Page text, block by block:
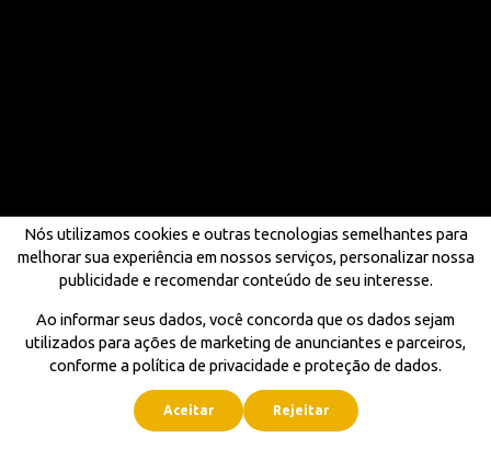
Nós utilizamos cookies e outras tecnologias semelhantes para
melhorar sua experiência em nossos serviços, personalizar nossa
publicidade e recomendar conteúdo de seu interesse.
Ao informar seus dados, você concorda que os dados sejam
utilizados para ações de marketing de anunciantes e parceiros,
conforme a política de privacidade e proteção de dados.
Aceitar Rejeitar